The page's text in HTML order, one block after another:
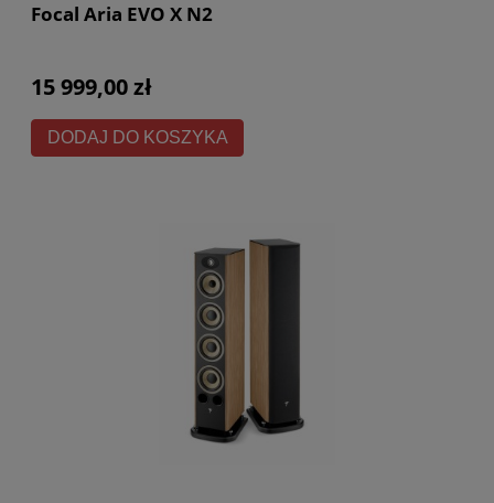
Focal Aria EVO X N2
15 999,00 zł
DODAJ DO KOSZYKA